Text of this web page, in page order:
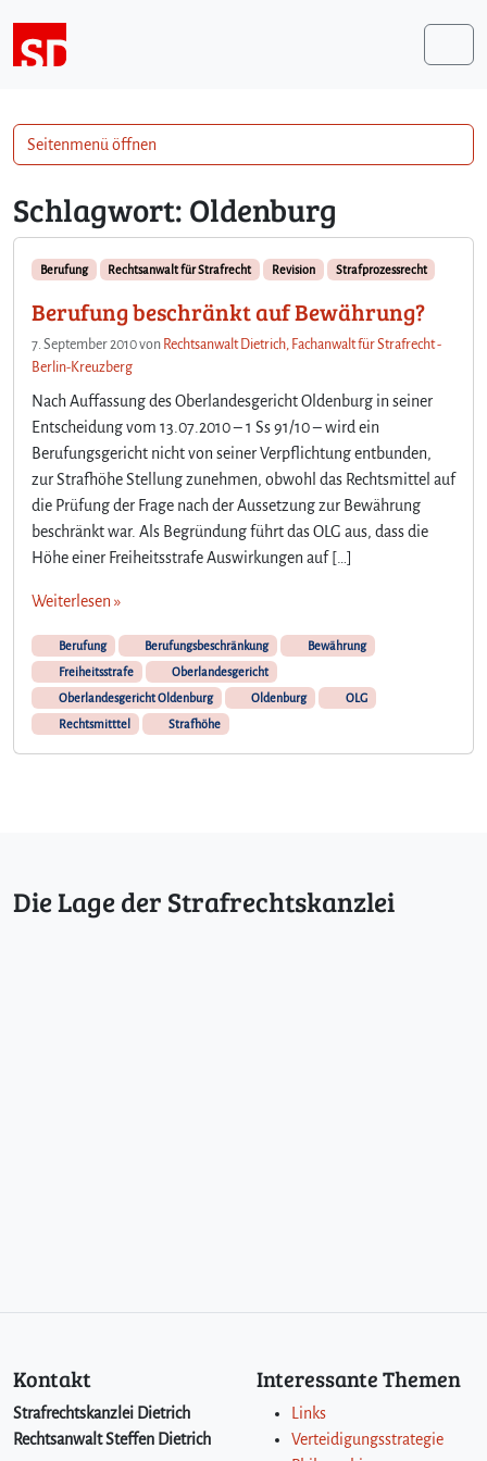
Schlagwort: Oldenburg
Berufung Rechtsanwalt für Strafrecht Revision Strafprozessrecht
Berufung beschränkt auf Bewährung?
7. September 2010von Rechtsanwalt Dietrich, Fachanwalt für Strafrecht -
Berlin-Kreuzberg
Nach Auffassung des Oberlandesgericht Oldenburg in seiner
Entscheidung vom 13.07.2010 – 1 Ss 91/10 – wird ein
Berufungsgericht nicht von seiner Verpflichtung entbunden,
zur Strafhöhe Stellung zunehmen, obwohl das Rechtsmittel auf
die Prüfung der Frage nach der Aussetzung zur Bewährung
beschränkt war. Als Begründung führt das OLG aus, dass die
Höhe einer Freiheitsstrafe Auswirkungen auf […]
Weiterlesen »
Berufung Berufungsbeschränkung
Bewährung
Freiheitsstrafe
Oberlandesgericht
Oberlandesgericht Oldenburg
Oldenburg
OLG
Rechtsmitttel
Strafhöhe
Seitenmenü öffnen
Die Lage der Strafrechtskanzlei
Kontakt
Strafrechtskanzlei Dietrich
Rechtsanwalt Steffen Dietrich
Interessante Themen
Links
Verteidigungsstrategie